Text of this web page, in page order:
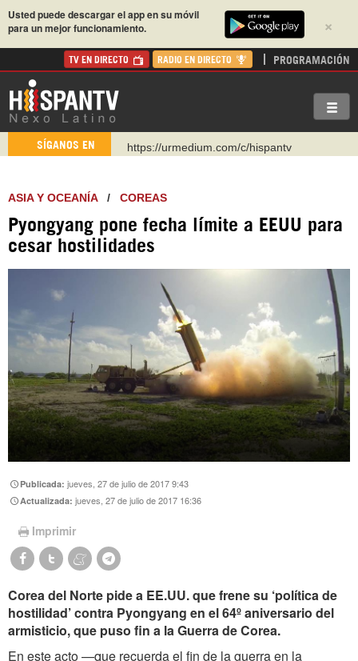
×
Usted puede descargar el app en su móvil
para un mejor funcionamiento.
TV EN DIRECTO RADIO EN DIRECTO PROGRAMACIÓN
SÍGANOS EN
https://urmedium.com/c/hispantv
Instagram como: hispan_tv
https://www.facebook.com/Nexolatino.Canal
https://www.youtube.com/@nexo_latino
https://t.me/hispantvcanal
ASIA Y OCEANÍA/ COREAS
Pyongyang pone fecha límite a EEUU para
cesar hostilidades
Publicada:jueves, 27 de julio de 2017 9:43
Actualizada:jueves, 27 de julio de 2017 16:36
Imprimir
Corea del Norte pide a EE.UU. que frene su ‘política de
hostilidad’ contra Pyongyang en el 64º aniversario del
armisticio, que puso fin a la Guerra de Corea.
En este acto —que recuerda el fin de la guerra en la